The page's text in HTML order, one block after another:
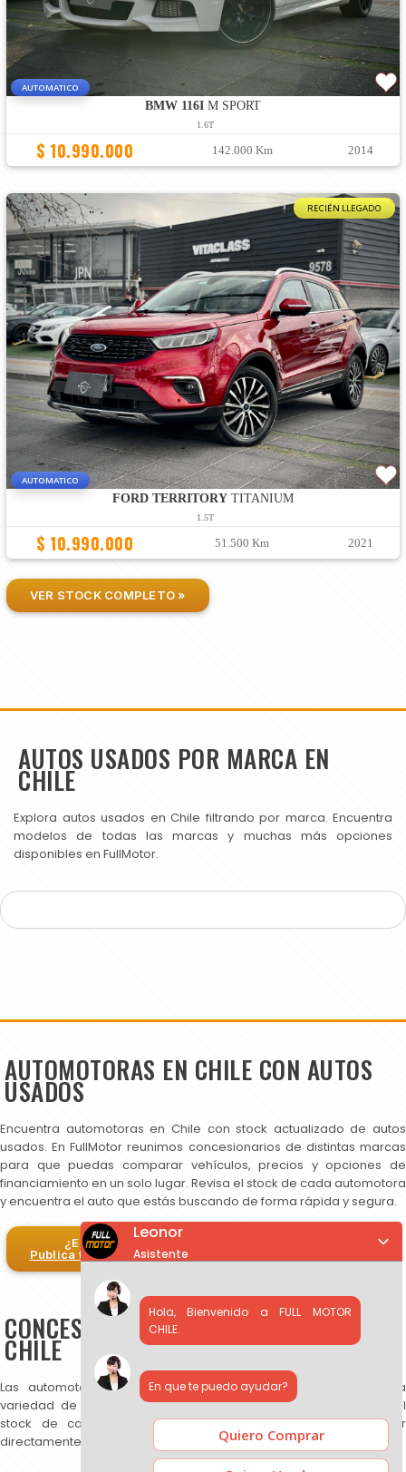
AUTOMATICO
BMW 116IM SPORT
1.6T
$ 10.990.000 142.000 Km 2014
RECIÉN LLEGADO
AUTOMATICO
FORD TERRITORYTITANIUM
1.5T
$ 10.990.000 51.500 Km 2021
VER STOCK COMPLETO »
AUTOS USADOS POR MARCA EN
CHILE
Explora autos usados en Chile filtrando por marca. Encuentra
modelos de todas las marcas y muchas más opciones
disponibles en FullMotor.
AUTOMOTORAS EN CHILE CON AUTOS
USADOS
Encuentra automotoras en Chile con stock actualizado de autos
usados. En FullMotor reunimos concesionarios de distintas marcas
para que puedas comparar vehículos, precios y opciones de
financiamiento en un solo lugar. Revisa el stock de cada automotora
y encuentra el auto que estás buscando de forma rápida y segura.
¿Eres automotora?
Publica tus autos en FullMotor
CONCESIONARIOS DE AUTOS USADOS EN
CHILE
Las automotoras publicadas en FullMotor ofrecen una amplia
variedad de autos usados, SUV y camionetas. Puedes revisar el
stock de cada concesionario, comparar precios y contactar
directamente para más información.
Leonor
Asistente
Hola, Bienvenido a FULL MOTOR
CHILE.
En que te puedo ayudar?
Quiero Comprar